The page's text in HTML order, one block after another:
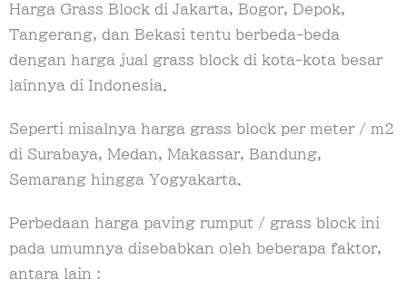
Harga Grass Block di Jakarta, Bogor, Depok,
Tangerang, dan Bekasi tentu berbeda-beda
dengan harga jual grass block di kota-kota besar
lainnya di Indonesia.
Seperti misalnya harga grass block per meter / m2
di Surabaya, Medan, Makassar, Bandung,
Semarang hingga Yogyakarta.
Perbedaan harga paving rumput / grass block ini
pada umumnya disebabkan oleh beberapa faktor,
antara lain :